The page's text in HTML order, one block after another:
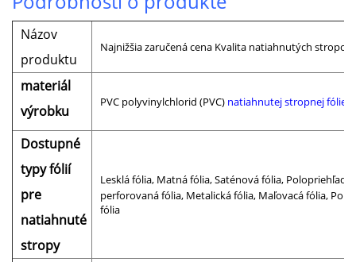
Názov
produktu
Najnižšia zaručená cena Kvalita natiahnutých
materiál
výrobku
PVC polyvinylchlorid (PVC) natiahnutej stropnej fólie
Dostupné
typy fólií
pre
natiahnuté
stropy
Lesklá fólia, Matná fólia, Saténová fólia,
perforovaná fólia, Metalická fólia, Maľovacá fólia,
fólia